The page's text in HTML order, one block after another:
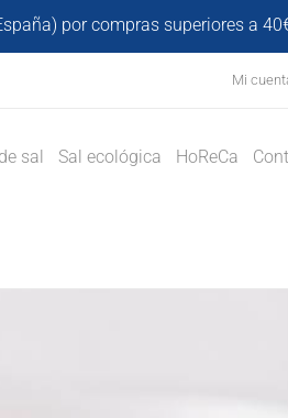
por compras superiores a
Mi
sal Sal ecológica HoReCa